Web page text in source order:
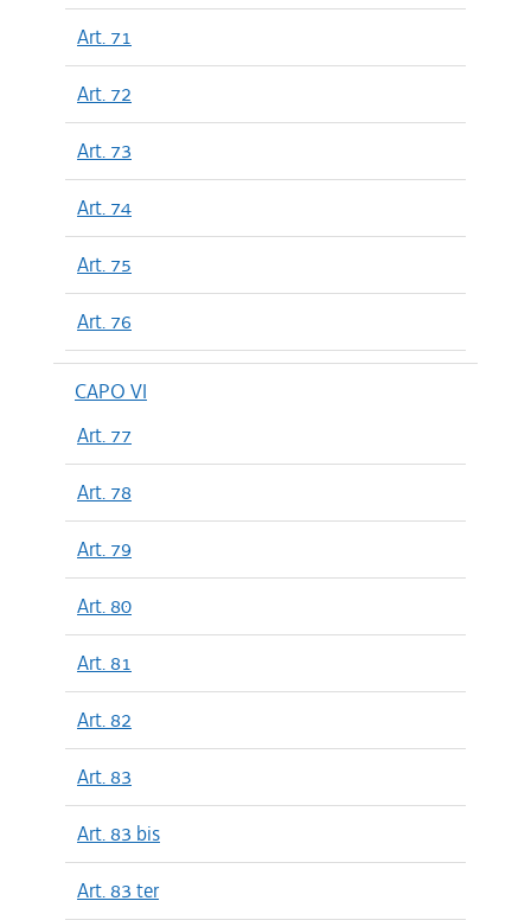
Art. 71
Art. 72
Art. 73
Art. 74
Art. 75
Art. 76
CAPO VI
Art. 77
Art. 78
Art. 79
Art. 80
Art. 81
Art. 82
Art. 83
Art. 83 bis
Art. 83 ter